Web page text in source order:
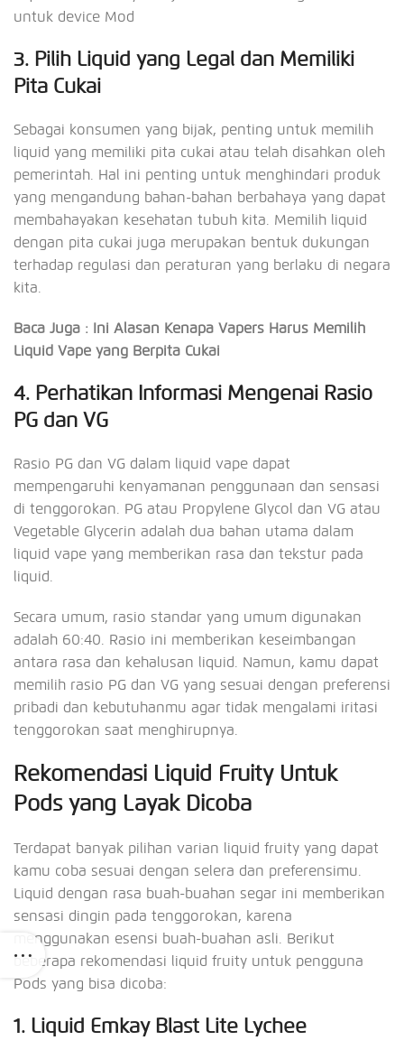
untuk device Mod
3. Pilih Liquid yang Legal dan Memiliki
Pita Cukai
Sebagai konsumen yang bijak, penting untuk memilih
liquid yang memiliki pita cukai atau telah disahkan oleh
pemerintah. Hal ini penting untuk menghindari produk
yang mengandung bahan-bahan berbahaya yang dapat
membahayakan kesehatan tubuh kita. Memilih liquid
dengan pita cukai juga merupakan bentuk dukungan
terhadap regulasi dan peraturan yang berlaku di negara
kita.
Baca Juga : Ini Alasan Kenapa Vapers Harus Memilih
Liquid Vape yang Berpita Cukai
4. Perhatikan Informasi Mengenai Rasio
PG dan VG
Rasio PG dan VG dalam liquid vape dapat
mempengaruhi kenyamanan penggunaan dan sensasi
di tenggorokan. PG atau Propylene Glycol dan VG atau
Vegetable Glycerin adalah dua bahan utama dalam
liquid vape yang memberikan rasa dan tekstur pada
liquid.
Secara umum, rasio standar yang umum digunakan
adalah 60:40. Rasio ini memberikan keseimbangan
antara rasa dan kehalusan liquid. Namun, kamu dapat
memilih rasio PG dan VG yang sesuai dengan preferensi
pribadi dan kebutuhanmu agar tidak mengalami iritasi
tenggorokan saat menghirupnya.
Rekomendasi Liquid Fruity Untuk
Pods yang Layak Dicoba
Terdapat banyak pilihan varian liquid fruity yang dapat
kamu coba sesuai dengan selera dan preferensimu.
Liquid dengan rasa buah-buahan segar ini memberikan
sensasi dingin pada tenggorokan, karena
menggunakan esensi buah-buahan asli. Berikut
beberapa rekomendasi liquid fruity untuk pengguna
Pods yang bisa dicoba:
1. Liquid Emkay Blast Lite Lychee